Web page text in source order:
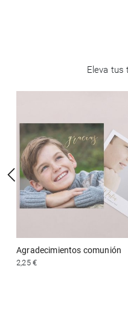
Eleva tus
Agradecimientos comunión
2,25 €